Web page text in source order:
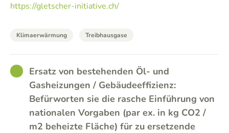
https://gletscher-initiative.ch/
Klimaerwärmung Treibhausgase
GOODErsatz von bestehenden Öl- und
Gasheizungen / Gebäudeeffizienz:
Befürworten sie die rasche Einführung von
nationalen Vorgaben (par ex. in kg CO2 /
m2 beheizte Fläche) für zu ersetzende